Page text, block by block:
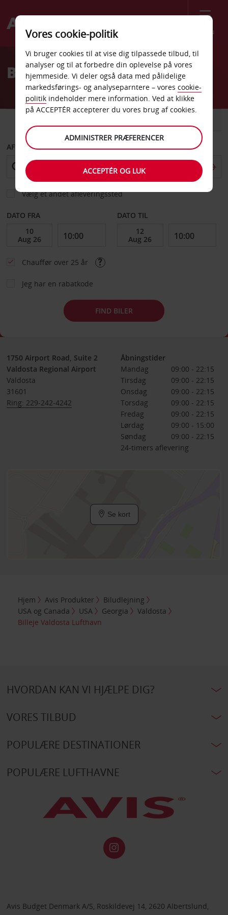
Menu
Welcome
AvisBilleje Valdosta Lufthavn
AFHENT FRA
Vælg et andet afleveringssted
DATO FRA DATO TIL
Chauffør over 25 år
Jeg har en rabatkode
FIND BILER
1750 Airport Road, Suite 2
Valdosta Regional Airport
Valdosta
31601
Ring: 229-242-4242
Åbningstider
Mandag
09:00 - 22:15
Tirsdag
09:00 - 22:15
Onsdag
09:00 - 22:15
Torsdag
09:00 - 22:15
Fredag
09:00 - 22:15
Lørdag
09:00 - 15:00
Søndag
09:00 - 22:15
24-timers aflevering
Se kort
Hjem Avis Produkter
Biludlejning
USA og Canada
USA Georgia
Valdosta
Billeje Valdosta Lufthavn
HVORDAN KAN VI HJÆLPE DIG?
VORES TILBUD
POPULÆRE DESTINATIONER
POPULÆRE LUFTHAVNE
Avis Budget Denmark A/S, Roskildevej 14, 2620 Albertslund,
Vores cookie-politik
Vi bruger cookies til at vise dig tilpassede tilbud, til
analyser og til at forbedre din oplevelse på vores
hjemmeside. Vi deler også data med pålidelige
markedsførings- og analyseparntere – vores cookie-
politik indeholder mere information. Ved at klikke
på ACCEPTÉR accepterer du vores brug af cookies.
ADMINISTRER PRÆFERENCER
ACCEPTÉR OG LUK